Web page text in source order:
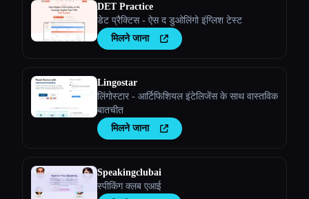
DET Practice
डेट प्रैक्टिस - ऐस द डुओलिंगो इंग्लिश टेस्ट
मिलने जाना
Lingostar
लिंगोस्टार - आर्टिफिशियल इंटेलिजेंस के साथ वास्तविक
बातचीत
मिलने जाना
Speakingclubai
स्पीकिंग क्लब एआई